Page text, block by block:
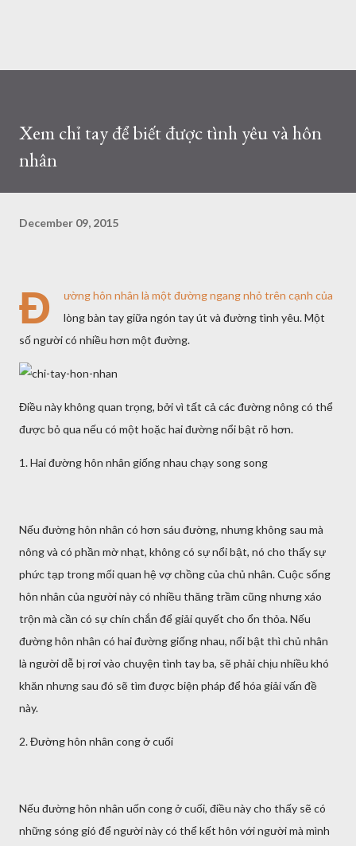
Xem chỉ tay để biết được tình yêu và hôn
nhân
December 09, 2015
Đ
ường hôn nhân là một đường ngang nhỏ trên cạnh của
lòng bàn tay giữa ngón tay út và đường tình yêu. Một
số người có nhiều hơn một đường.
Điều này không quan trọng, bởi vì tất cả các đường nông có thể
được bỏ qua nếu có một hoặc hai đường nổi bật rõ hơn.
1. Hai đường hôn nhân giống nhau chạy song song
Nếu đường hôn nhân có hơn sáu đường, nhưng không sau mà
nông và có phần mờ nhạt, không có sự nổi bật, nó cho thấy sự
phức tạp trong mối quan hệ vợ chồng của chủ nhân. Cuộc sống
hôn nhân của người này có nhiều thăng trầm cũng nhưng xáo
trộn mà cần có sự chín chắn để giải quyết cho ổn thỏa. Nếu
đường hôn nhân có hai đường giống nhau, nổi bật thì chủ nhân
là người dễ bị rơi vào chuyện tình tay ba, sẽ phải chịu nhiều khó
khăn nhưng sau đó sẽ tìm được biện pháp để hóa giải vấn đề
này.
2. Đường hôn nhân cong ở cuối
Nếu đường hôn nhân uốn cong ở cuối, điều này cho thấy sẽ có
những sóng gió để người này có thể kết hôn với người mà mình